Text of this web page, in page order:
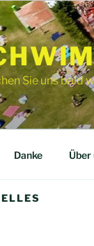
Sie uns bald
Danke Über